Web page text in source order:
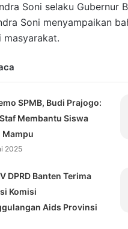
Soni selaku Gubernur
Soni menyampaikan
SPMB, Budi Prajogo:
Membantu Siswa
Mampu
2025
DPRD Banten Terima
Komisi
Aids Provinsi